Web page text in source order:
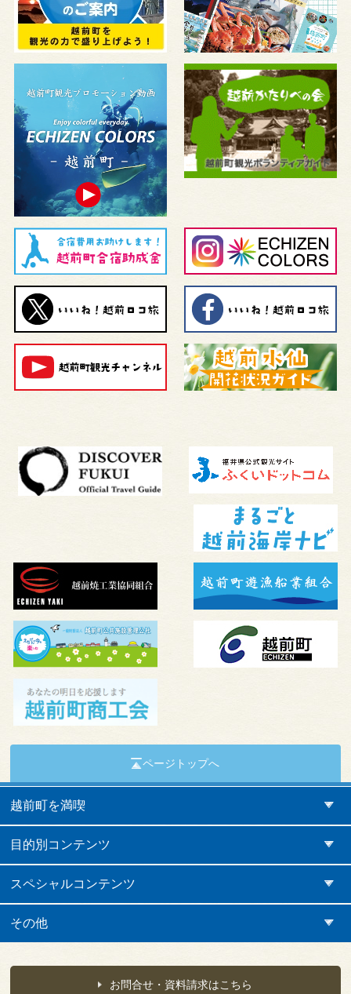
ページトップへ
越前町を満喫
目的別コンテンツ
スペシャルコンテンツ
その他
お問合せ・資料請求はこちら